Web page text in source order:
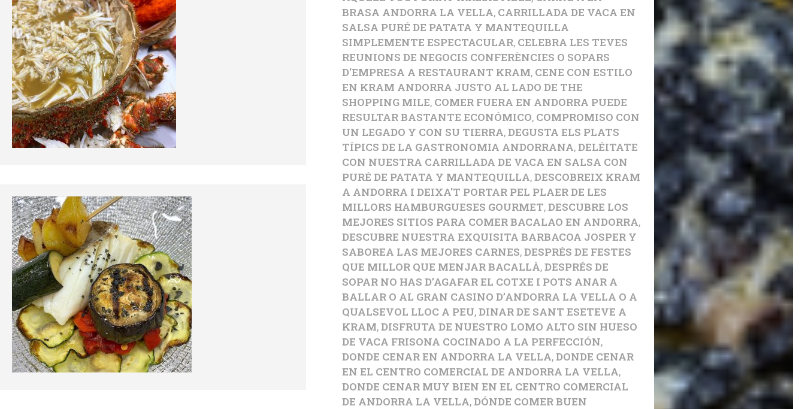
BRASA ANDORRA LA VELLA, CARRILLADA DE VACA EN
SALSA PURÉ DE PATATA Y MANTEQUILLA
SIMPLEMENTE ESPECTACULAR, CELEBRA LES TEVES
REUNIONS DE NEGOCIS CONFERÈNCIES O SOPARS
D'EMPRESA A RESTAURANT KRAM, CENE CON ESTILO
EN KRAM ANDORRA JUSTO AL LADO DE THE
SHOPPING MILE, COMER FUERA EN ANDORRA PUEDE
RESULTAR BASTANTE ECONÓMICO, COMPROMISO CON
UN LEGADO Y CON SU TIERRA,DEGUSTA ELS PLATS
TÍPICS DE LA GASTRONOMIA ANDORRANA,DELÉITATE
CON NUESTRA CARRILLADA DE VACA EN SALSA CON
PURÉ DE PATATA Y MANTEQUILLA,DESCOBREIX KRAM
A ANDORRA I DEIXA'T PORTAR PEL PLAER DE LES
MILLORS HAMBURGUESES GOURMET,DESCUBRE LOS
MEJORES SITIOS PARA COMER BACALAO EN ANDORRA,
DESCUBRE NUESTRA EXQUISITA BARBACOA JOSPER Y
SABOREA LAS MEJORES CARNES,DESPRÉS DE FESTES
QUE MILLOR QUE MENJAR BACALLÀ,DESPRÉS DE
SOPAR NO HAS D’AGAFAR EL COTXE I POTS ANAR A
BALLAR O AL GRAN CASINO D’ANDORRA LA VELLA O A
QUALSEVOL LLOC A PEU,DINAR DE SANT ESETEVE A
KRAM,DISFRUTA DE NUESTRO LOMO ALTO SIN HUESO
DE VACA FRISONA COCINADO A LA PERFECCIÓN,
DONDE CENAR EN ANDORRA LA VELLA,DONDE CENAR
EN EL CENTRO COMERCIAL DE ANDORRA LA VELLA,
DONDE CENAR MUY BIEN EN EL CENTRO COMERCIAL
DE ANDORRA LA VELLA,DÓNDE COMER BUEN